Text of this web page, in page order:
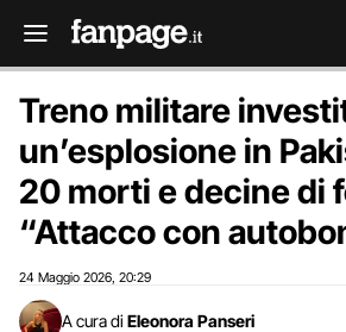
Treno militare
un’esplosione in
20 morti e decine di
“Attacco con
24 Maggio 2026 20:29
A cura di Eleonora Panseri